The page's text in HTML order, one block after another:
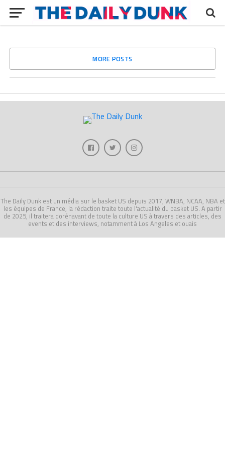
MORE POSTS
The Daily Dunk est un média sur le basket US depuis 2017, WNBA, NCAA, NBA et
les équipes de France, la rédaction traite toute l'actualité du basket US. A partir
de 2025, il traitera dorénavant de toute la culture US à travers des articles, des
events et des interviews, notamment à Los Angeles et ouais